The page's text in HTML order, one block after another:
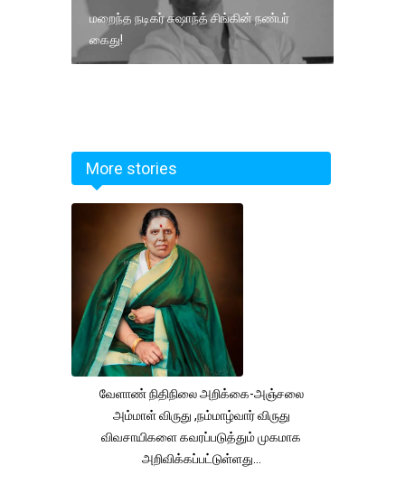
மறைந்த நடிகர் சுஷாந்த் சிங்கின் நண்பர்
கைது!
More stories
வேளாண் நிதிநிலை அறிக்கை-அஞ்சலை
அம்மாள் விருது ,நம்மாழ்வார் விருது
விவசாயிகளை கவரப்படுத்தும் முகமாக
அறிவிக்கப்பட்டுள்ளது...